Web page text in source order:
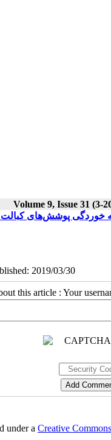
Volume 9, Issue 31 (3-
خوردگی پوشش‌های کبالت
2019/03/30
this article : Your
under a Creative